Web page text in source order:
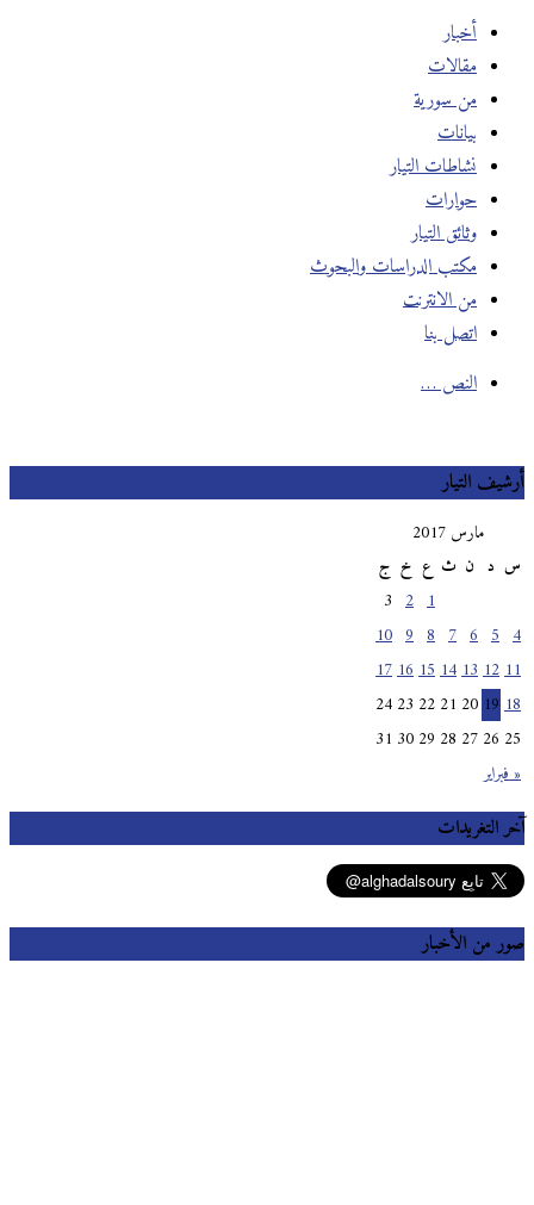
أخبار
مقالات
من سورية
بيانات
نشاطات التيار
حوارات
وثائق التيار
مكتب الدراسات والبحوث
من الانترنت
اتصل بنا
النص …
أرشيف التيار
مارس 2017
س
ث خ ج
« فبراير
10
11
12
13
14
15
16
17
18
19
20
21
22
23
24
25
26
27
28
29
30
31
آخر التغريدات
صور من الأخبار